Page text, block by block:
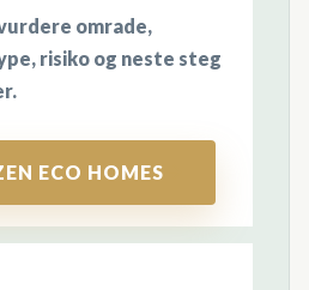
omrade,
risiko og neste steg
ECO HOMES